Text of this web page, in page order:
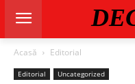
Acasă Editorial
Editorial Uncategorized